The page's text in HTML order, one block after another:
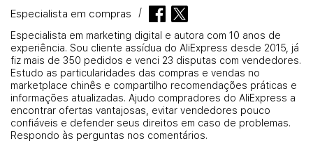
Especialista em compras
Especialista em marketing digital e autora com 10 anos de
experiência. Sou cliente assídua do AliExpress desde 2015, já
fiz mais de 350 pedidos e venci 23 disputas com vendedores.
Estudo as particularidades das compras e vendas no
marketplace chinês e compartilho recomendações práticas e
informações atualizadas. Ajudo compradores do AliExpress a
encontrar ofertas vantajosas, evitar vendedores pouco
confiáveis e defender seus direitos em caso de problemas.
Respondo às perguntas nos comentários.